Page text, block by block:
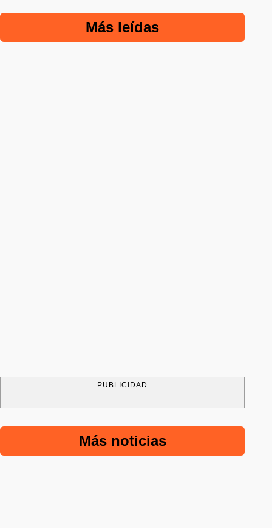
Más leídas
PUBLICIDAD
Más noticias